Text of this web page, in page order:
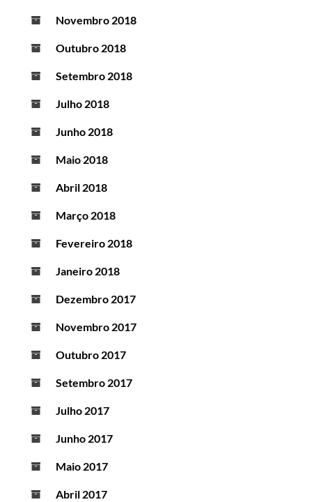
Novembro 2018
Outubro 2018
Setembro 2018
Julho 2018
Junho 2018
Maio 2018
Abril 2018
Março 2018
Fevereiro 2018
Janeiro 2018
Dezembro 2017
Novembro 2017
Outubro 2017
Setembro 2017
Julho 2017
Junho 2017
Maio 2017
Abril 2017